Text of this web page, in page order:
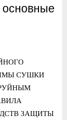
основные
СУШКИ
ЗАЩИТЫ